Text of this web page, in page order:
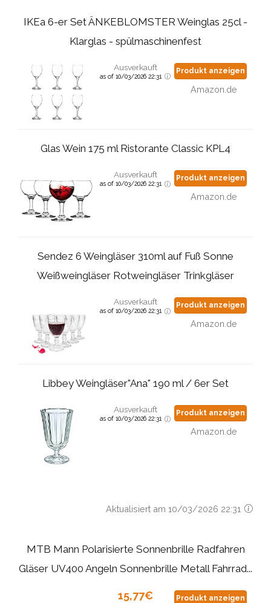
IKEa 6-er Set ÄNKEBLOMSTER Weinglas 25cl -
Klarglas - spülmaschinenfest
Ausverkauft
as of 10/03/2026 22:31
Produkt anzeigen
Amazon.de
Glas Wein 175 ml Ristorante Classic KPL4
Ausverkauft
as of 10/03/2026 22:31
Produkt anzeigen
Amazon.de
Sendez 6 Weingläser 310ml auf Fuß Sonne
Weißweingläser Rotweingläser Trinkgläser
Ausverkauft
as of 10/03/2026 22:31
Produkt anzeigen
Amazon.de
Libbey Weingläser"Ana" 190 ml / 6er Set
Ausverkauft
as of 10/03/2026 22:31
Produkt anzeigen
Amazon.de
Aktualisiert am 10/03/2026 22:31
MTB Mann Polarisierte Sonnenbrille Radfahren
Gläser UV400 Angeln Sonnenbrille Metall Fahrrad...
15,77€ Produkt anzeigen